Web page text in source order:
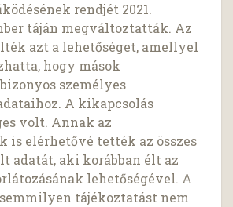
rendjét 2021.
táján megváltoztatták. Az
azt a lehetőséget, amellyel
hogy mások
személyes
A kikapcsolás
volt. Annak az
is elérhetővé tették az összes
adatát, aki korábban élt az
lehetőségével. A
tájékoztatást nem